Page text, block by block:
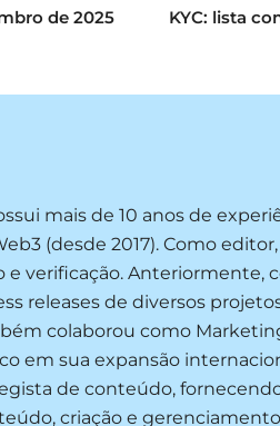
de 2025
KYC: lista
mais de 10 anos de
(desde 2017). Como editor,
e verificação. Anteriormente,
releases de diversos
colaborou como
em sua expansão
de conteúdo,
criação e